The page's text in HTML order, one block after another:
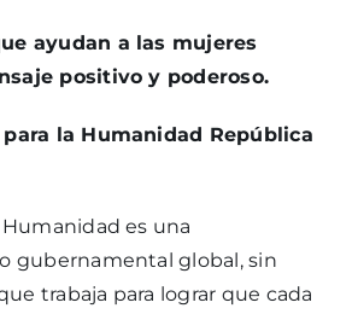
ayudan a las mujeres
positivo y poderoso.
la Humanidad República
es una
gubernamental global, sin
trabaja para lograr que cada